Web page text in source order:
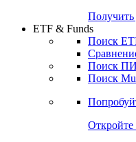
Откройте
Получить
ETF & Funds
Поиск